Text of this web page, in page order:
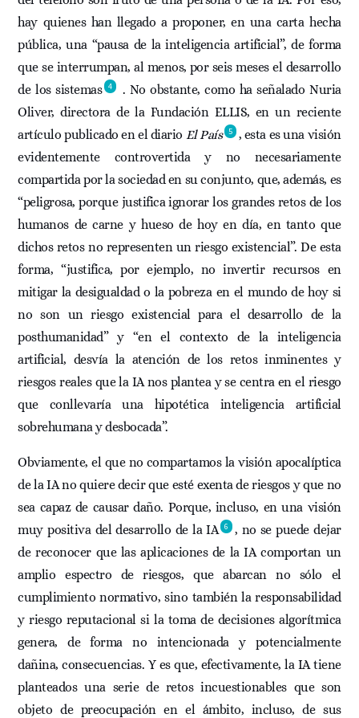
hay quienes han llegado a proponer, en una carta hecha
pública, una “pausa de la inteligencia artificial”, de forma
que se interrumpan, al menos, por seis meses el desarrollo
de los sistemas
4
. No obstante, como ha señalado Nuria
Oliver, directora de la Fundación ELLIS, en un reciente
artículo publicado en el diario El País 5
, esta es una visión
evidentemente controvertida y no necesariamente
compartida por la sociedad en su conjunto, que, además, es
“peligrosa, porque justifica ignorar los grandes retos de los
humanos de carne y hueso de hoy en día, en tanto que
dichos retos no representen un riesgo existencial”. De esta
forma, “justifica, por ejemplo, no invertir recursos en
mitigar la desigualdad o la pobreza en el mundo de hoy si
no son un riesgo existencial para el desarrollo de la
posthumanidad” y “en el contexto de la inteligencia
artificial, desvía la atención de los retos inminentes y
riesgos reales que la IA nos plantea y se centra en el riesgo
que conllevaría una hipotética inteligencia artificial
sobrehumana y desbocada”.
Obviamente, el que no compartamos la visión apocalíptica
de la IA no quiere decir que esté exenta de riesgos y que no
sea capaz de causar daño. Porque, incluso, en una visión
muy positiva del desarrollo de la IA
6
, no se puede dejar
de reconocer que las aplicaciones de la IA comportan un
amplio espectro de riesgos, que abarcan no sólo el
cumplimiento normativo, sino también la responsabilidad
y riesgo reputacional si la toma de decisiones algorítmica
genera, de forma no intencionada y potencialmente
dañina, consecuencias. Y es que, efectivamente, la IA tiene
planteados una serie de retos incuestionables que son
objeto de preocupación en el ámbito, incluso, de sus